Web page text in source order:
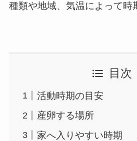
種類や地域、気温によって時
目次
活動時期の目安
産卵する場所
家へ入りやすい時期